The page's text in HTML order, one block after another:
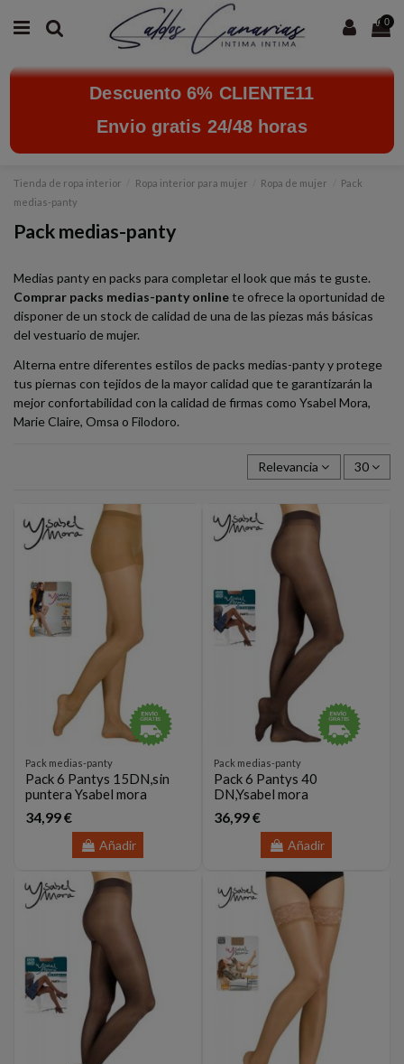
0
Descuento 6% CLIENTE11
Envio gratis 24/48 horas
Tienda de ropa interior Ropa interior para mujer Ropa de mujer
Pack
medias-panty
Pack medias-panty
Medias panty en packs para completar el look que más te guste.
Comprar packs medias-panty onlinete ofrece la oportunidad de
disponer de un stock de calidad de una de las piezas más básicas
del vestuario de mujer.
Alterna entre diferentes estilos de packs medias-panty y protege
tus piernas con tejidos de la mayor calidad que te garantizarán la
mejor confortabilidad con la calidad de firmas como Ysabel Mora,
Marie Claire, Omsa o Filodoro.
Relevancia 30
Pack medias-panty
Pack 6 Pantys 15DN,sin
puntera Ysabel mora
34,99 €
Añadir
Pack medias-panty
Pack 6 Pantys 40
DN,Ysabel mora
36,99 €
Añadir